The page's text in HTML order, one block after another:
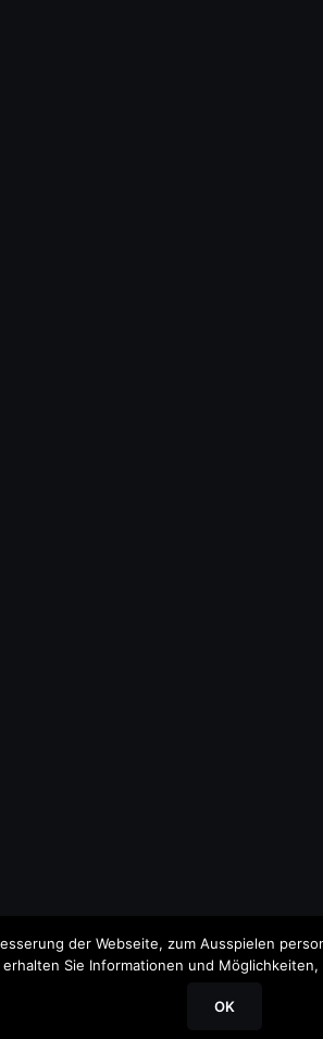
der Webseite, zum Ausspielen
erhalten Sie Informationen und
OK